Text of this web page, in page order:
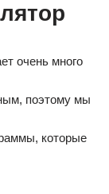
очень много
поэтому мы
которые